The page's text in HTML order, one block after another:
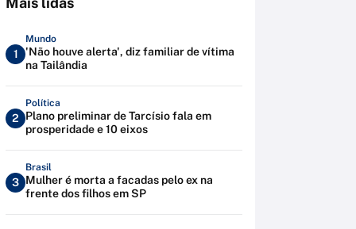
1
Mundo
'Não houve alerta', diz familiar de vítima
na Tailândia
2
Política
Plano preliminar de Tarcísio fala em
prosperidade e 10 eixos
3
Brasil
Mulher é morta a facadas pelo ex na
frente dos filhos em SP